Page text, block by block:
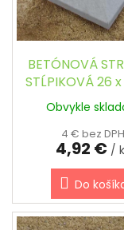
p
o
BETÓNOVÁ
STĹPIKOVÁ 26
cm -
ŠIKMÁ
Obvykle
4 € bez DPH
4,92 € /
Do